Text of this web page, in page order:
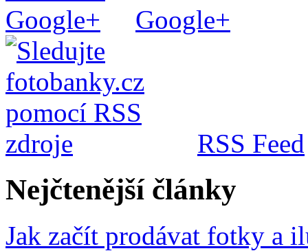
Google+
RSS Feed
Nejčtenější články
Jak začít prodávat fotky a